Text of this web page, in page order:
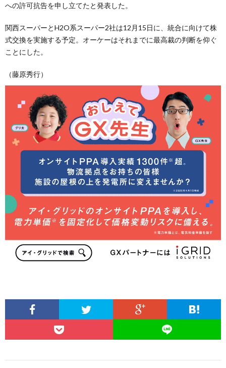
への許可抗告を申し立てたと発表した。
関西スーパーとH2O系スーパー2社は12月15日に、統合に向けて株
式交換を実施する予定。オーケーはそれまでに最高裁の判断を仰ぐ
ことにした。
（藤原秀行）